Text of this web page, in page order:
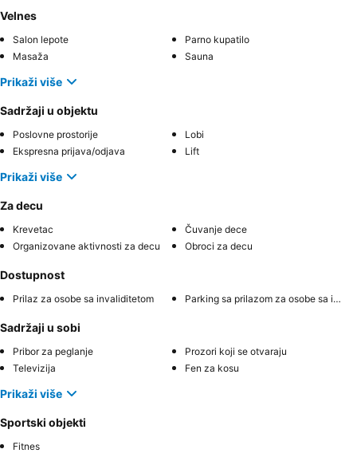
Velnes
Salon lepote
Parno kupatilo
Masaža
Sauna
Prikaži više
Sadržaji u objektu
Poslovne prostorije
Lobi
Ekspresna prijava/odjava
Lift
Prikaži više
Za decu
Krevetac
Čuvanje dece
Organizovane aktivnosti za decu
Obroci za decu
Dostupnost
Prilaz za osobe sa invaliditetom Parking sa prilazom za osobe sa invaliditetom
Sadržaji u sobi
Pribor za peglanje
Prozori koji se otvaraju
Televizija
Fen za kosu
Prikaži više
Sportski objekti
Fitnes